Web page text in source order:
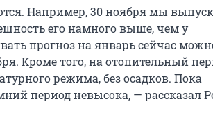
Например, 30 ноября мы
его намного выше, чем у
прогноз на январь сейчас
Кроме того, на отопительный
режима, без осадков. Пока
период невысока, — рассказал